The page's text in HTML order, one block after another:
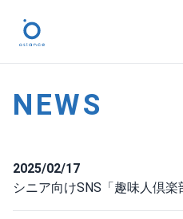
NEWS
2025/02/17
シニア向けSNS「趣味人倶楽